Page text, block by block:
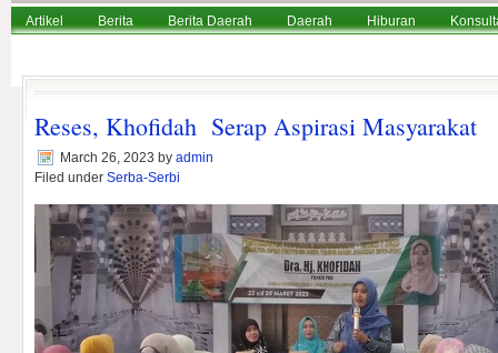
Artikel Berita Berita Daerah Daerah Hiburan
Reses, Khofidah Serap Aspirasi Masyarakat
March 26, 2023 by admin
Filed under Serba-Serbi